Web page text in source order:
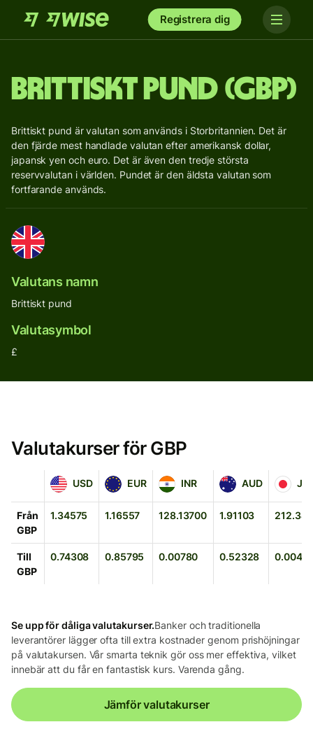
Registrera dig
Brittiskt pund (GBP)
Brittiskt pund är valutan som används i Storbritannien. Det är
den fjärde mest handlade valutan efter amerikansk dollar,
japansk yen och euro. Det är även den tredje största
reservvalutan i världen. Pundet är den äldsta valutan som
fortfarande används.
Valutans namn
Brittiskt pund
Valutasymbol
£
Valutakurser för GBP
USD
USD EUR
EUR INR
INR AUD
AUD JPY
Från
GBP
1.34575 1.16557 128.13700 1.91103
Till
GBP
0.74308 0.85795 0.00780 0.52328 0.00471
Se upp för dåliga valutakurser.Banker och traditionella
leverantörer lägger ofta till extra kostnader genom prishöjningar
på valutakursen. Vår smarta teknik gör oss mer effektiva, vilket
innebär att du får en fantastisk kurs. Varenda gång.
Jämför valutakurser